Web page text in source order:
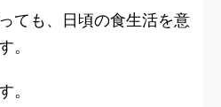
ても、日頃の食生活を意
。
。